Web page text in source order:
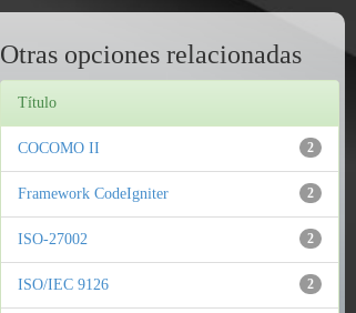
Otras opciones relacionadas
Título
2
COCOMO II
2
Framework CodeIgniter
2
ISO-27002
2
ISO/IEC 9126